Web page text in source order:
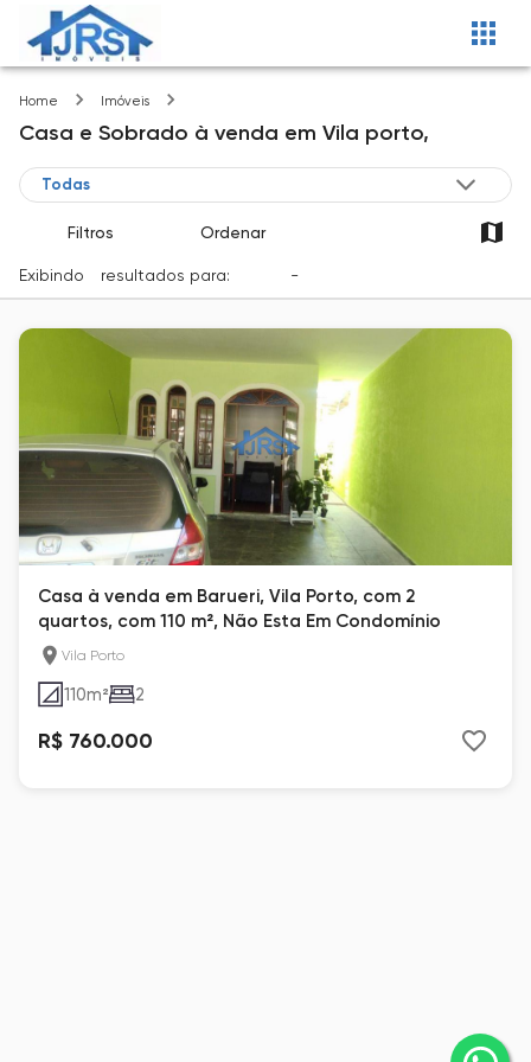
Home Imóveis
Casa e Sobrado à venda em Vila porto,
Filtros Ordenar
Exibindo resultados para: -
Casa à venda em Barueri, Vila Porto, com 2
quartos, com 110 m², Não Esta Em Condomínio
Vila Porto
110m² 2
R$ 760.000